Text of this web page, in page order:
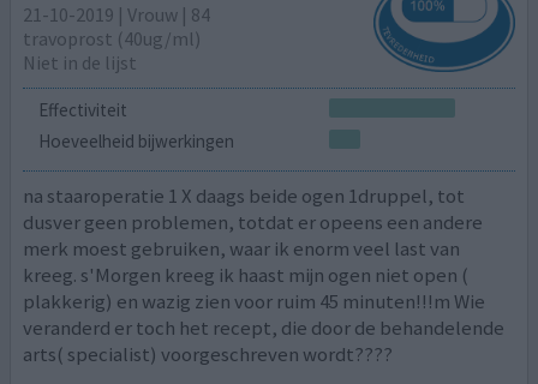
21-10-2019 | Vrouw | 84
travoprost (40ug/ml)
Niet in de lijst
Effectiviteit
Hoeveelheid bijwerkingen
na staaroperatie 1 X daags beide ogen 1druppel, tot
dusver geen problemen, totdat er opeens een andere
merk moest gebruiken, waar ik enorm veel last van
kreeg. s'Morgen kreeg ik haast mijn ogen niet open (
plakkerig) en wazig zien voor ruim 45 minuten!!!m Wie
veranderd er toch het recept, die door de behandelende
arts( specialist) voorgeschreven wordt????